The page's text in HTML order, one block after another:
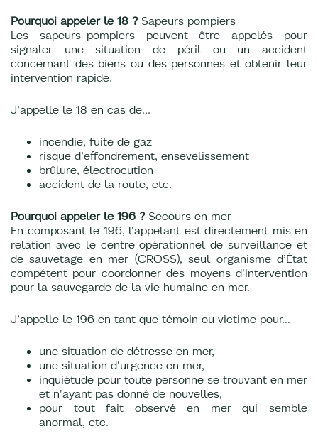
Pourquoi appeler le 18 ? Sapeurs pompiers
Les sapeurs-pompiers peuvent être appelés pour
signaler une situation de péril ou un accident
concernant des biens ou des personnes et obtenir leur
intervention rapide.
J’appelle le 18 en cas de...
incendie, fuite de gaz
risque d’effondrement, ensevelissement
brûlure, électrocution
accident de la route, etc.
Pourquoi appeler le 196 ? Secours en mer
En composant le 196, l'appelant est directement mis en
relation avec le centre opérationnel de surveillance et
de sauvetage en mer (CROSS), seul organisme d’État
compétent pour coordonner des moyens d'intervention
pour la sauvegarde de la vie humaine en mer.
J’appelle le 196 en tant que témoin ou victime pour...
une situation de détresse en mer,
une situation d'urgence en mer,
inquiétude pour toute personne se trouvant en mer
et n'ayant pas donné de nouvelles,
pour tout fait observé en mer qui semble
anormal, etc.